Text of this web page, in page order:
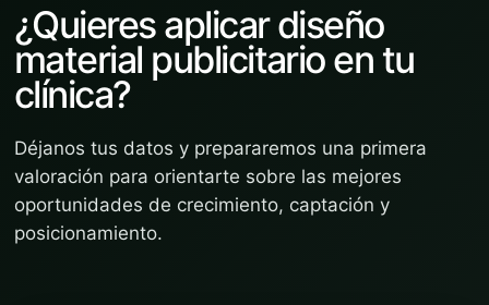
¿Quieres aplicar diseño
material publicitario en tu
clínica?
Déjanos tus datos y prepararemos una primera
valoración para orientarte sobre las mejores
oportunidades de crecimiento, captación y
posicionamiento.